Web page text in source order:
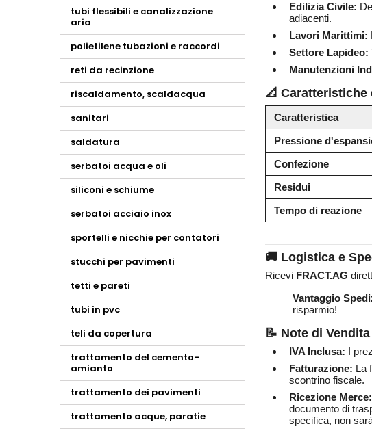
tubi flessibili e canalizzazione
aria
polietilene tubazioni e raccordi
reti da recinzione
riscaldamento, scaldacqua
sanitari
saldatura
serbatoi acqua e oli
siliconi e schiume
serbatoi acciaio inox
sportelli e nicchie per contatori
stucchi per pavimenti
tetti e pareti
tubi in pvc
teli da copertura
trattamento del cemento-
amianto
trattamento dei pavimenti
trattamento acque, paratie
Edilizia Civile:
adiacenti.
Lavori Marittimi:
Settore Lapideo:
Manutenzioni
📐
Caratteristica
Pressione
Confezione
Residui
Tempo di reazione
🚚 Logistica e
Ricevi FRACT.AG
Vantaggio
risparmio!
📝 Note di
IVA Inclusa: I
Fatturazione: La
scontrino fiscale.
Ricezione Merce:
documento di
specifica, non